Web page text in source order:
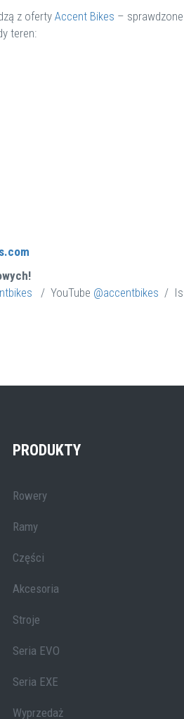
z oferty Accent Bikes –
teren:
/ YouTube @accentbikes /
PRODUKTY
Rowery
Ramy
Części
Akcesoria
Stroje
Seria EVO
Seria EXE
Wyprzedaż